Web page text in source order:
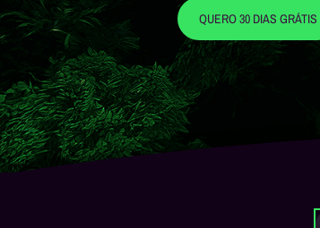
QUERO 30 DIAS GRÁTIS